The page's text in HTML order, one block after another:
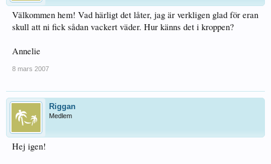
Välkommen hem! Vad härligt det låter, jag är verkligen glad för eran
skull att ni fick sådan vackert väder. Hur känns det i kroppen?
Annelie
8 mars 2007
Riggan
Medlem
Hej igen!